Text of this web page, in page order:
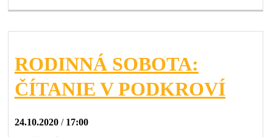
RODINNÁ SOBOTA:
ČÍTANIE V PODKROVÍ
24.10.2020/ 17:00